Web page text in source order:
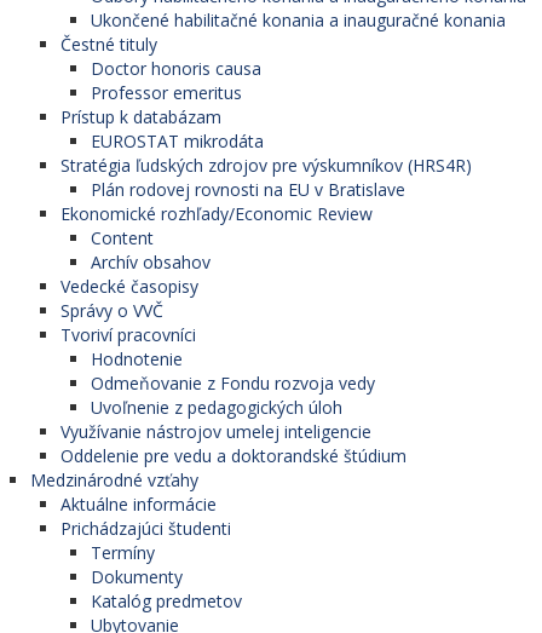
Ukončené habilitačné konania a inauguračné konania
Čestné tituly
Doctor honoris causa
Professor emeritus
Prístup k databázam
EUROSTAT mikrodáta
Stratégia ľudských zdrojov pre výskumníkov (HRS4R)
Plán rodovej rovnosti na EU v Bratislave
Ekonomické rozhľady/Economic Review
Content
Archív obsahov
Vedecké časopisy
Správy o VVČ
Tvoriví pracovníci
Hodnotenie
Odmeňovanie z Fondu rozvoja vedy
Uvoľnenie z pedagogických úloh
Využívanie nástrojov umelej inteligencie
Oddelenie pre vedu a doktorandské štúdium
Medzinárodné vzťahy
Aktuálne informácie
Prichádzajúci študenti
Termíny
Dokumenty
Katalóg predmetov
Ubytovanie